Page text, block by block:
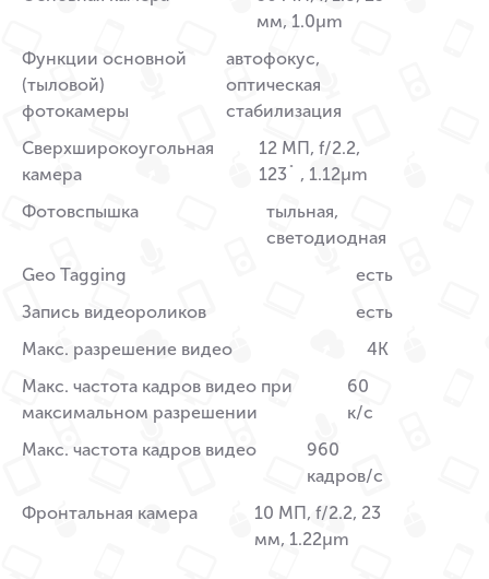
мм, 1.0µm
Функции основной
(тыловой)
фотокамеры
автофокус,
оптическая
стабилизация
Сверхширокоугольная
камера
12 МП, f/2.2,
123˚ , 1.12µm
Фотовспышка
тыльная,
светодиодная
Geo Tagging
есть
Запись видеороликов
есть
Макс. разрешение видео
4К
Макс. частота кадров видео при
максимальном разрешении
60
к/c
Макс. частота кадров видео
960
кадров/с
Фронтальная камера
10 МП, f/2.2, 23
мм, 1.22µm